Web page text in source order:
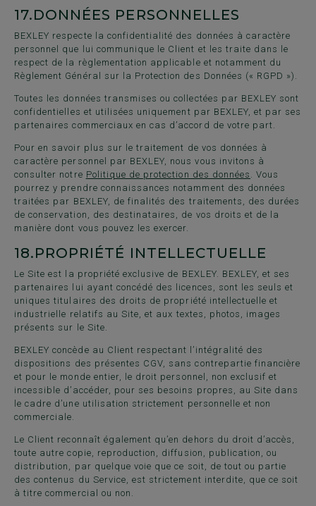
17.DONNÉES PERSONNELLES
BEXLEY respecte la confidentialité des données à caractère
personnel que lui communique le Client et les traite dans le
respect de la règlementation applicable et notamment du
Règlement Général sur la Protection des Données (« RGPD »).
Toutes les données transmises ou collectées par BEXLEY sont
confidentielles et utilisées uniquement par BEXLEY, et par ses
partenaires commerciaux en cas d’accord de votre part.
Pour en savoir plus sur le traitement de vos données à
caractère personnel par BEXLEY, nous vous invitons à
consulter notre Politique de protection des données . Vous
pourrez y prendre connaissances notamment des données
traitées par BEXLEY, de finalités des traitements, des durées
de conservation, des destinataires, de vos droits et de la
manière dont vous pouvez les exercer.
18.PROPRIÉTÉ INTELLECTUELLE
Le Site est la propriété exclusive de BEXLEY. BEXLEY, et ses
partenaires lui ayant concédé des licences, sont les seuls et
uniques titulaires des droits de propriété intellectuelle et
industrielle relatifs au Site, et aux textes, photos, images
présents sur le Site.
BEXLEY concède au Client respectant l’intégralité des
dispositions des présentes CGV, sans contrepartie financière
et pour le monde entier, le droit personnel, non exclusif et
incessible d’accéder, pour ses besoins propres, au Site dans
le cadre d’une utilisation strictement personnelle et non
commerciale.
Le Client reconnaît également qu’en dehors du droit d’accès,
toute autre copie, reproduction, diffusion, publication, ou
distribution, par quelque voie que ce soit, de tout ou partie
des contenus du Service, est strictement interdite, que ce soit
à titre commercial ou non.